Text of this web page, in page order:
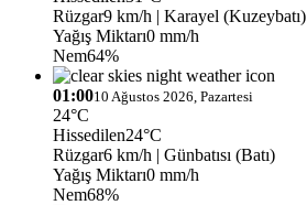
Rüzgar9 km/h | Karayel (Kuzeybatı)
Yağış Miktarı0 mm/h
Nem64%
01:0010 Ağustos 2026, Pazartesi
24°C
Hissedilen24°C
Rüzgar6 km/h | Günbatısı (Batı)
Yağış Miktarı0 mm/h
Nem68%